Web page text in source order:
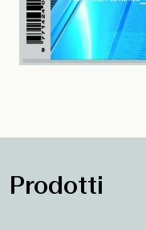
Prodotti